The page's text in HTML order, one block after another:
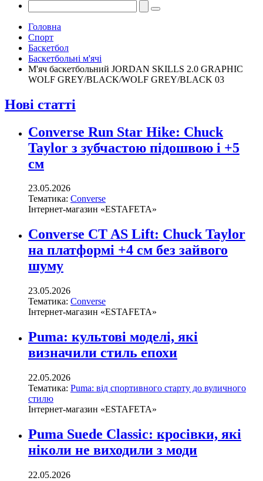
Головна
Спорт
Баскетбол
Баскетбольні м'ячі
М'яч баскетбольний JORDAN SKILLS 2.0 GRAPHIC
WOLF GREY/BLACK/WOLF GREY/BLACK 03
Нові статті
Converse Run Star Hike: Chuck
Taylor з зубчастою підошвою і +5
см
23.05.2026
Тематика: Converse
Інтернет-магазин «ESTAFETA»
Converse CT AS Lift: Chuck Taylor
на платформі +4 см без зайвого
шуму
23.05.2026
Тематика: Converse
Інтернет-магазин «ESTAFETA»
Puma: культові моделі, які
визначили стиль епохи
22.05.2026
Тематика: Puma: від спортивного старту до вуличного
стилю
Інтернет-магазин «ESTAFETA»
Puma Suede Classic: кросівки, які
ніколи не виходили з моди
22.05.2026